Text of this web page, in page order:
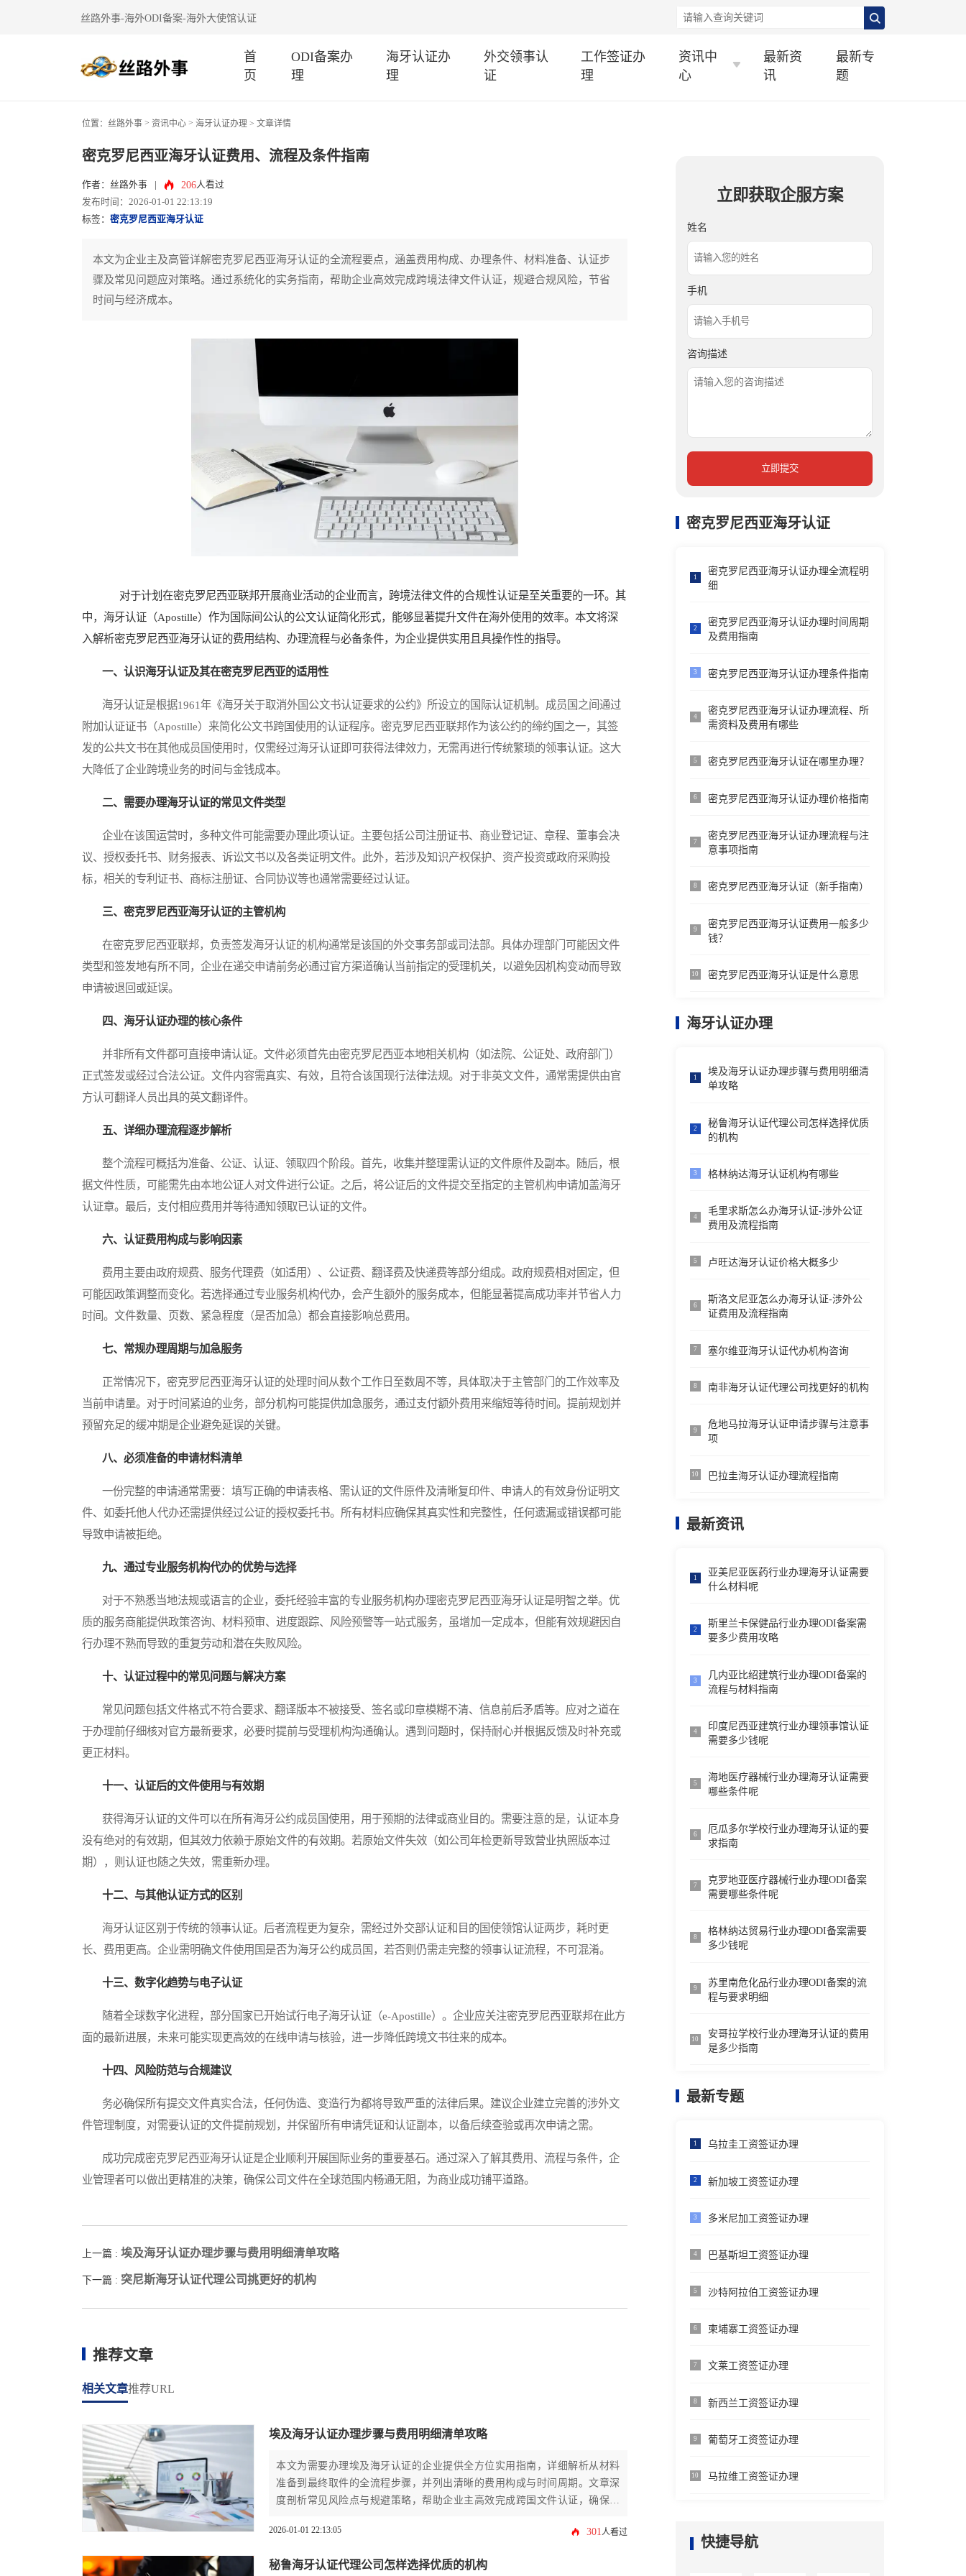
丝路外事-海外ODI备案-海外大使馆认证
首
页
ODI备案办
理
海牙认证办
理
外交领事认
证
工作签证办
理
资讯中
心
最新资
讯
最新专
题
位置： 丝路外事 > 资讯中心 > 海牙认证办理 > 文章详情
密克罗尼西亚海牙认证费用、流程及条件指南
作者：丝路外事 206人看过
发布时间：2026-01-01 22:13:19
标签： 密克罗尼西亚海牙认证
本文为企业主及高管详解密克罗尼西亚海牙认证的全流程要点，涵盖费用构成、办理条件、材料准备、认证步
骤及常见问题应对策略。通过系统化的实务指南，帮助企业高效完成跨境法律文件认证，规避合规风险，节省
时间与经济成本。
对于计划在密克罗尼西亚联邦开展商业活动的企业而言，跨境法律文件的合规性认证是至关重要的一环。其
中，海牙认证（Apostille）作为国际间公认的公文认证简化形式，能够显著提升文件在海外使用的效率。本文将深
入解析密克罗尼西亚海牙认证的费用结构、办理流程与必备条件，为企业提供实用且具操作性的指导。
一、认识海牙认证及其在密克罗尼西亚的适用性
海牙认证是根据1961年《海牙关于取消外国公文书认证要求的公约》所设立的国际认证机制。成员国之间通过
附加认证证书（Apostille）来简化公文书跨国使用的认证程序。密克罗尼西亚联邦作为该公约的缔约国之一，其签
发的公共文书在其他成员国使用时，仅需经过海牙认证即可获得法律效力，无需再进行传统繁琐的领事认证。这大
大降低了企业跨境业务的时间与金钱成本。
二、需要办理海牙认证的常见文件类型
企业在该国运营时，多种文件可能需要办理此项认证。主要包括公司注册证书、商业登记证、章程、董事会决
议、授权委托书、财务报表、诉讼文书以及各类证明文件。此外，若涉及知识产权保护、资产投资或政府采购投
标，相关的专利证书、商标注册证、合同协议等也通常需要经过认证。
三、密克罗尼西亚海牙认证的主管机构
在密克罗尼西亚联邦，负责签发海牙认证的机构通常是该国的外交事务部或司法部。具体办理部门可能因文件
类型和签发地有所不同，企业在递交申请前务必通过官方渠道确认当前指定的受理机关，以避免因机构变动而导致
申请被退回或延误。
四、海牙认证办理的核心条件
并非所有文件都可直接申请认证。文件必须首先由密克罗尼西亚本地相关机构（如法院、公证处、政府部门）
正式签发或经过合法公证。文件内容需真实、有效，且符合该国现行法律法规。对于非英文文件，通常需提供由官
方认可翻译人员出具的英文翻译件。
五、详细办理流程逐步解析
整个流程可概括为准备、公证、认证、领取四个阶段。首先，收集并整理需认证的文件原件及副本。随后，根
据文件性质，可能需先由本地公证人对文件进行公证。之后，将公证后的文件提交至指定的主管机构申请加盖海牙
认证章。最后，支付相应费用并等待通知领取已认证的文件。
六、认证费用构成与影响因素
费用主要由政府规费、服务代理费（如适用）、公证费、翻译费及快递费等部分组成。政府规费相对固定，但
可能因政策调整而变化。若选择通过专业服务机构代办，会产生额外的服务成本，但能显著提高成功率并节省人力
时间。文件数量、页数、紧急程度（是否加急）都会直接影响总费用。
七、常规办理周期与加急服务
正常情况下，密克罗尼西亚海牙认证的处理时间从数个工作日至数周不等，具体取决于主管部门的工作效率及
当前申请量。对于时间紧迫的业务，部分机构可能提供加急服务，通过支付额外费用来缩短等待时间。提前规划并
预留充足的缓冲期是企业避免延误的关键。
八、必须准备的申请材料清单
一份完整的申请通常需要：填写正确的申请表格、需认证的文件原件及清晰复印件、申请人的有效身份证明文
件、如委托他人代办还需提供经过公证的授权委托书。所有材料应确保其真实性和完整性，任何遗漏或错误都可能
导致申请被拒绝。
九、通过专业服务机构代办的优势与选择
对于不熟悉当地法规或语言的企业，委托经验丰富的专业服务机构办理密克罗尼西亚海牙认证是明智之举。优
质的服务商能提供政策咨询、材料预审、进度跟踪、风险预警等一站式服务，虽增加一定成本，但能有效规避因自
行办理不熟而导致的重复劳动和潜在失败风险。
十、认证过程中的常见问题与解决方案
常见问题包括文件格式不符合要求、翻译版本不被接受、签名或印章模糊不清、信息前后矛盾等。应对之道在
于办理前仔细核对官方最新要求，必要时提前与受理机构沟通确认。遇到问题时，保持耐心并根据反馈及时补充或
更正材料。
十一、认证后的文件使用与有效期
获得海牙认证的文件可以在所有海牙公约成员国使用，用于预期的法律或商业目的。需要注意的是，认证本身
没有绝对的有效期，但其效力依赖于原始文件的有效期。若原始文件失效（如公司年检更新导致营业执照版本过
期），则认证也随之失效，需重新办理。
十二、与其他认证方式的区别
海牙认证区别于传统的领事认证。后者流程更为复杂，需经过外交部认证和目的国使领馆认证两步，耗时更
长、费用更高。企业需明确文件使用国是否为海牙公约成员国，若否则仍需走完整的领事认证流程，不可混淆。
十三、数字化趋势与电子认证
随着全球数字化进程，部分国家已开始试行电子海牙认证（e-Apostille）。企业应关注密克罗尼西亚联邦在此方
面的最新进展，未来可能实现更高效的在线申请与核验，进一步降低跨境文书往来的成本。
十四、风险防范与合规建议
务必确保所有提交文件真实合法，任何伪造、变造行为都将导致严重的法律后果。建议企业建立完善的涉外文
件管理制度，对需要认证的文件提前规划，并保留所有申请凭证和认证副本，以备后续查验或再次申请之需。
成功完成密克罗尼西亚海牙认证是企业顺利开展国际业务的重要基石。通过深入了解其费用、流程与条件，企
业管理者可以做出更精准的决策，确保公司文件在全球范围内畅通无阻，为商业成功铺平道路。
上一篇 : 埃及海牙认证办理步骤与费用明细清单攻略
下一篇 : 突尼斯海牙认证代理公司挑更好的机构
推荐文章
相关文章推荐URL
埃及海牙认证办理步骤与费用明细清单攻略
本文为需要办理埃及海牙认证的企业提供全方位实用指南，详细解析从材料
准备到最终取件的全流程步骤，并列出清晰的费用构成与时间周期。文章深
度剖析常见风险点与规避策略，帮助企业主高效完成跨国文件认证，确保商
2026-01-01 22:13:05 301人看过
秘鲁海牙认证代理公司怎样选择优质的机构
立即获取企服方案
姓名
手机
咨询描述
立即提交
密克罗尼西亚海牙认证
1
密克罗尼西亚海牙认证办理全流程明
细
2
密克罗尼西亚海牙认证办理时间周期
及费用指南
3 密克罗尼西亚海牙认证办理条件指南
4
密克罗尼西亚海牙认证办理流程、所
需资料及费用有哪些
5 密克罗尼西亚海牙认证在哪里办理？
6 密克罗尼西亚海牙认证办理价格指南
7
密克罗尼西亚海牙认证办理流程与注
意事项指南
8 密克罗尼西亚海牙认证（新手指南）
9
密克罗尼西亚海牙认证费用一般多少
钱？
10 密克罗尼西亚海牙认证是什么意思
海牙认证办理
1
埃及海牙认证办理步骤与费用明细清
单攻略
2
秘鲁海牙认证代理公司怎样选择优质
的机构
3 格林纳达海牙认证机构有哪些
4
毛里求斯怎么办海牙认证-涉外公证
费用及流程指南
5 卢旺达海牙认证价格大概多少
6
斯洛文尼亚怎么办海牙认证-涉外公
证费用及流程指南
7 塞尔维亚海牙认证代办机构咨询
8 南非海牙认证代理公司找更好的机构
9
危地马拉海牙认证申请步骤与注意事
项
10 巴拉圭海牙认证办理流程指南
最新资讯
1
亚美尼亚医药行业办理海牙认证需要
什么材料呢
2
斯里兰卡保健品行业办理ODI备案需
要多少费用攻略
3
几内亚比绍建筑行业办理ODI备案的
流程与材料指南
4
印度尼西亚建筑行业办理领事馆认证
需要多少钱呢
5
海地医疗器械行业办理海牙认证需要
哪些条件呢
6
厄瓜多尔学校行业办理海牙认证的要
求指南
7
克罗地亚医疗器械行业办理ODI备案
需要哪些条件呢
8
格林纳达贸易行业办理ODI备案需要
多少钱呢
9
苏里南危化品行业办理ODI备案的流
程与要求明细
10
安哥拉学校行业办理海牙认证的费用
是多少指南
最新专题
1 乌拉圭工资签证办理
2 新加坡工资签证办理
3 多米尼加工资签证办理
4 巴基斯坦工资签证办理
5 沙特阿拉伯工资签证办理
6 柬埔寨工资签证办理
7 文莱工资签证办理
8 新西兰工资签证办理
9 葡萄牙工资签证办理
10 马拉维工资签证办理
快捷导航